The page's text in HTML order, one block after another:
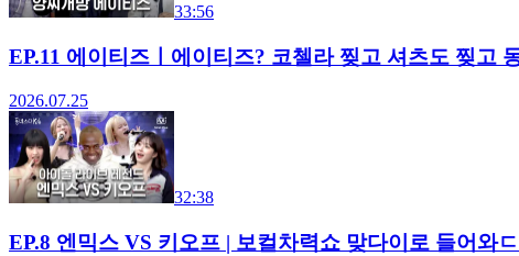
33:56
EP.11 에이티즈ㅣ에이티즈? 코첼라 찢고 셔츠도 찢고
2026.07.25
32:38
EP.8 엔믹스 VS 키오프 | 보컬차력쇼 맞다이로 들어와